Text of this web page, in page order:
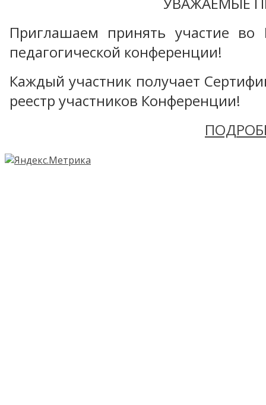
Приглашаем принять участие во
педагогической конференции!
Каждый участник получает
реестр участников Конференции!